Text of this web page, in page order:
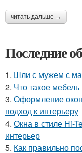
читать дальше →
Последние
1. Шли с мужем с
2. Что такое
3. Оформление
подход к интерьеру
4. Окна в стиле Hi-
интерьер
5. Как правильно